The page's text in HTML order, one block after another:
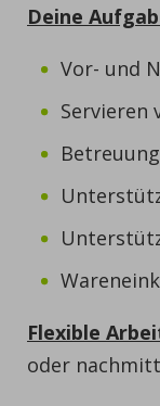
Deine
Vor- und
Servieren
Flexible
oder